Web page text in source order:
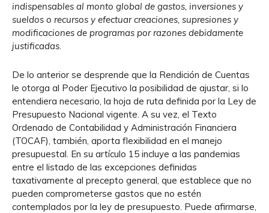
indispensables al monto global de gastos, inversiones y
sueldos o recursos y efectuar creaciones, supresiones y
modificaciones de programas por razones debidamente
justificadas.
De lo anterior se desprende que la Rendición de Cuentas
le otorga al Poder Ejecutivo la posibilidad de ajustar, si lo
entendiera necesario, la hoja de ruta definida por la Ley de
Presupuesto Nacional vigente. A su vez, el Texto
Ordenado de Contabilidad y Administración Financiera
(TOCAF), también, aporta flexibilidad en el manejo
presupuestal. En su artículo 15 incluye a las pandemias
entre el listado de las excepciones definidas
taxativamente al precepto general, que establece que no
pueden comprometerse gastos que no estén
contemplados por la ley de presupuesto. Puede afirmarse,